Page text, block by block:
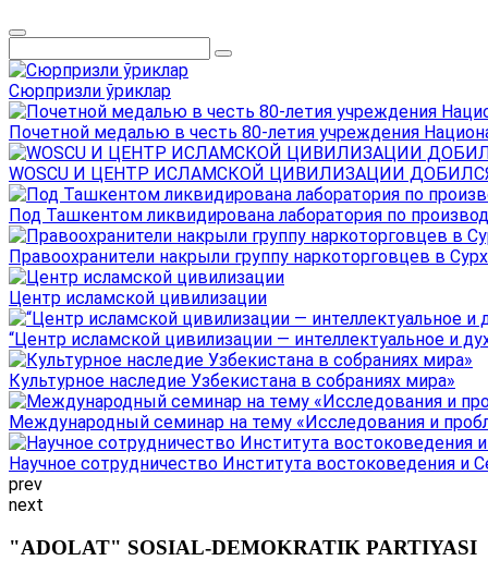
Сюрпризли ўриклар
Почетной медалью в честь 80-летия учреждения
WOSCU И ЦЕНТР ИСЛАМСКОЙ ЦИВИЛИЗАЦИИ
Под Ташкентом ликвидирована лаборатория по
Правоохранители накрыли группу наркоторговцев в
Центр исламской цивилизации
“Центр исламской цивилизации — интеллектуальное и
Культурное наследие Узбекистана в собраниях мира»
Международный семинар на тему «Исследования и
Научное сотрудничество Института востоковедения и
prev
next
"ADOLAT" SOSIAL-DEMOKRATIK PARTIYASI